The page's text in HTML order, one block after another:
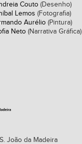
Couto (Desenho)
Lemos (Fotografia)
Aurélio (Pintura)
Neto (Narrativa Gráfica)
João da Madeira